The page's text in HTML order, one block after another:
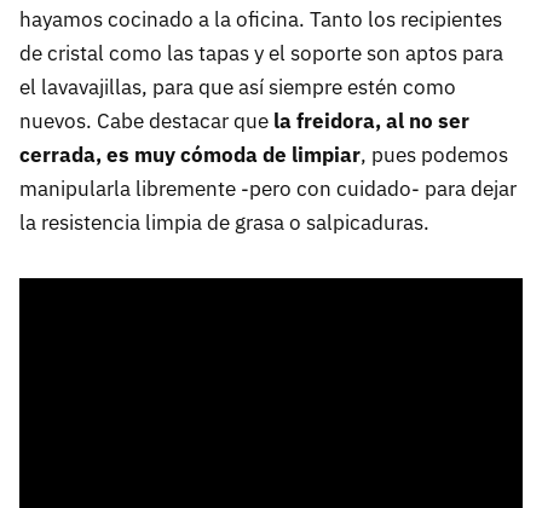
hayamos cocinado a la oficina. Tanto los recipientes
de cristal como las tapas y el soporte son aptos para
el lavavajillas, para que así siempre estén como
nuevos. Cabe destacar que la freidora, al no ser
cerrada, es muy cómoda de limpiar, pues podemos
manipularla libremente -pero con cuidado- para dejar
la resistencia limpia de grasa o salpicaduras.